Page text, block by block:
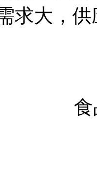
求大，